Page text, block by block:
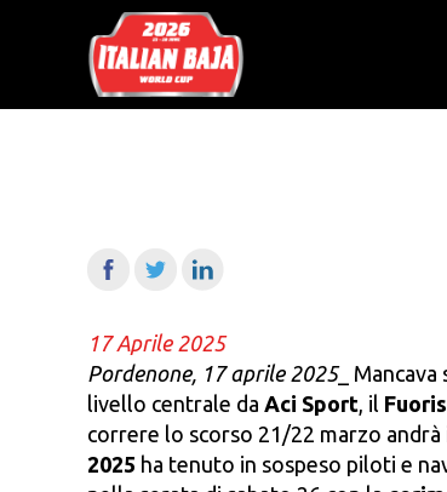
17 Aprile 2025
Pordenone, 17 aprile 2025_
livello centrale da Aci Sport , il
correre lo scorso 21/22 marzo andrà
2025 ha tenuto in sospeso piloti e